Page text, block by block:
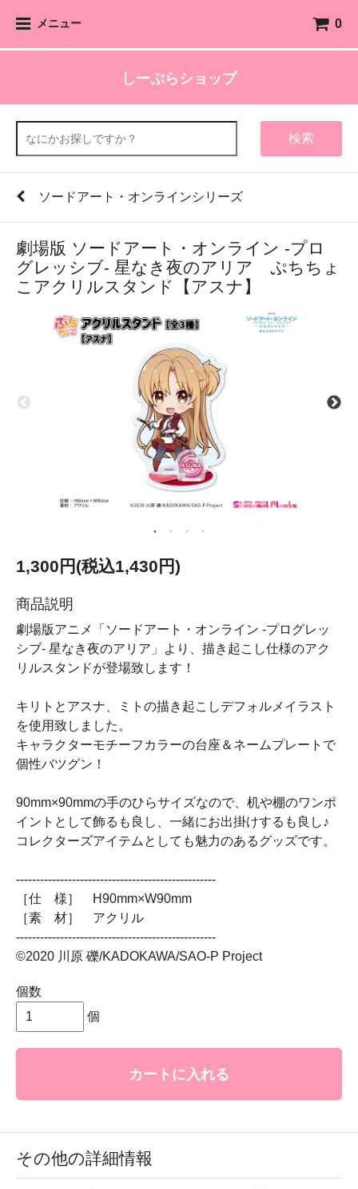
メニュー 0
しーぷらショップ
検索
ソードアート・オンラインシリーズ
劇場版 ソードアート・オンライン -プロ
グレッシブ- 星なき夜のアリア ぷちちょ
こアクリルスタンド【アスナ】
1,300円(税込1,430円)
商品説明
劇場版アニメ「ソードアート・オンライン -プログレッ
シブ- 星なき夜のアリア」より、描き起こし仕様のアク
リルスタンドが登場致します！
キリトとアスナ、ミトの描き起こしデフォルメイラスト
を使用致しました。
キャラクターモチーフカラーの台座＆ネームプレートで
個性バツグン！
90mm×90mmの手のひらサイズなので、机や棚のワンポ
イントとして飾るも良し、一緒にお出掛けするも良し♪
コレクターズアイテムとしても魅力のあるグッズです。
--------------------------------------------------
［仕 様］ H90mm×W90mm
［素 材］ アクリル
--------------------------------------------------
©2020 川原 礫/KADOKAWA/SAO-P Project
個数
個
カートに入れる
その他の詳細情報